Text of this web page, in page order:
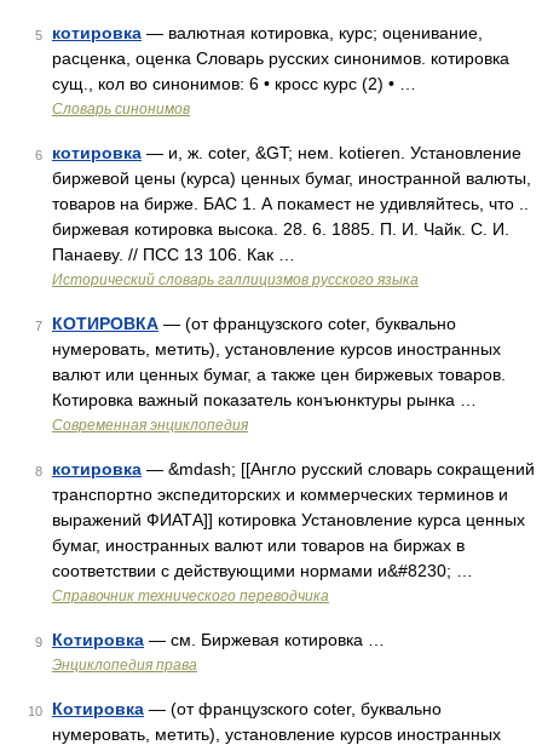
5 котировка — валютная котировка, курс; оценивание,
расценка, оценка Словарь русских синонимов. котировка
сущ., кол во синонимов: 6 • кросс курс (2) • …
Словарь синонимов
6 котировка — и, ж. coter, &GT; нем. kotieren. Установление
биржевой цены (курса) ценных бумаг, иностранной валюты,
товаров на бирже. БАС 1. А покамест не удивляйтесь, что ..
биржевая котировка высока. 28. 6. 1885. П. И. Чайк. С. И.
Панаеву. // ПСС 13 106. Как …
Исторический словарь галлицизмов русского языка
7 КОТИРОВКА — (от французского coter, буквально
нумеровать, метить), установление курсов иностранных
валют или ценных бумаг, а также цен биржевых товаров.
Котировка важный показатель конъюнктуры рынка …
Современная энциклопедия
8 котировка — &mdash; [[Англо русский словарь сокращений
транспортно экспедиторских и коммерческих терминов и
выражений ФИАТА]] котировка Установление курса ценных
бумаг, иностранных валют или товаров на биржах в
соответствии с действующими нормами и&#8230; …
Справочник технического переводчика
9 Котировка — см. Биржевая котировка …
Энциклопедия права
10 Котировка — (от французского coter, буквально
нумеровать, метить), установление курсов иностранных